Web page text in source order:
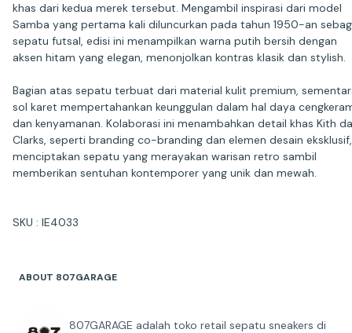
khas dari kedua merek tersebut. Mengambil inspirasi dari model
Samba yang pertama kali diluncurkan pada tahun 1950-an
sepatu futsal, edisi ini menampilkan warna putih bersih dengan
aksen hitam yang elegan, menonjolkan kontras klasik dan stylish.
Bagian atas sepatu terbuat dari material kulit premium,
sol karet mempertahankan keunggulan dalam hal daya
dan kenyamanan. Kolaborasi ini menambahkan detail khas Kith
Clarks, seperti branding co-branding dan elemen desain eksklusif,
menciptakan sepatu yang merayakan warisan retro sambil
memberikan sentuhan kontemporer yang unik dan mewah.
SKU : IE4033
ABOUT 807GARAGE
807GARAGE adalah toko retail sepatu sneakers di